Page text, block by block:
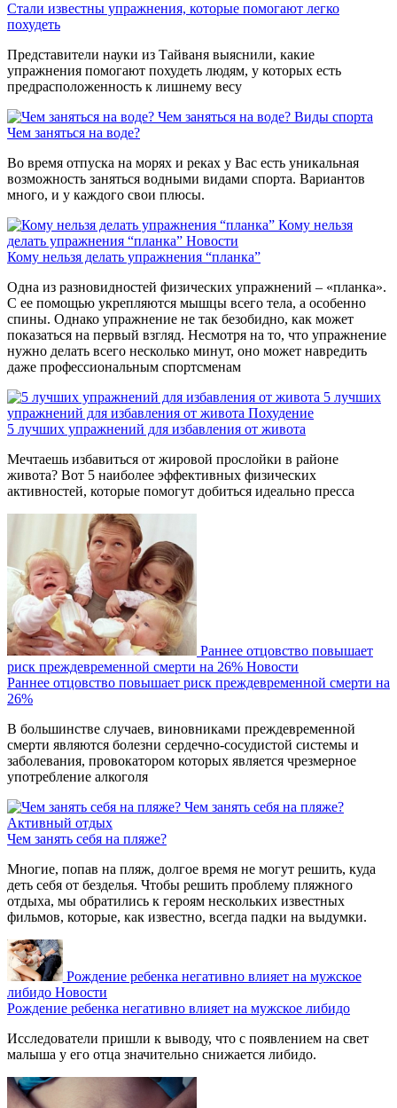
Стали известны упражнения, которые помогают легко
похудеть
Представители науки из Тайваня выяснили, какие
упражнения помогают похудеть людям, у которых есть
предрасположенность к лишнему весу
Чем заняться на воде? Виды спорта
Чем заняться на воде?
Во время отпуска на морях и реках у Вас есть уникальная
возможность заняться водными видами спорта. Вариантов
много, и у каждого свои плюсы.
Кому нельзя
делать упражнения “планка” Новости
Кому нельзя делать упражнения “планка”
Одна из разновидностей физических упражнений – «планка».
С ее помощью укрепляются мышцы всего тела, а особенно
спины. Однако упражнение не так безобидно, как может
показаться на первый взгляд. Несмотря на то, что упражнение
нужно делать всего несколько минут, оно может навредить
даже профессиональным спортсменам
5 лучших
упражнений для избавления от живота Похудение
5 лучших упражнений для избавления от живота
Мечтаешь избавиться от жировой прослойки в районе
живота? Вот 5 наиболее эффективных физических
активностей, которые помогут добиться идеально пресса
Раннее отцовство повышает
риск преждевременной смерти на 26% Новости
Раннее отцовство повышает риск преждевременной смерти на
26%
В большинстве случаев, виновниками преждевременной
смерти являются болезни сердечно-сосудистой системы и
заболевания, провокатором которых является чрезмерное
употребление алкоголя
Чем занять себя на пляже?
Активный отдых
Чем занять себя на пляже?
Многие, попав на пляж, долгое время не могут решить, куда
деть себя от безделья. Чтобы решить проблему пляжного
отдыха, мы обратились к героям нескольких известных
фильмов, которые, как известно, всегда падки на выдумки.
Рождение ребенка негативно влияет на мужское
либидо Новости
Рождение ребенка негативно влияет на мужское либидо
Исследователи пришли к выводу, что с появлением на свет
малыша у его отца значительно снижается либидо.